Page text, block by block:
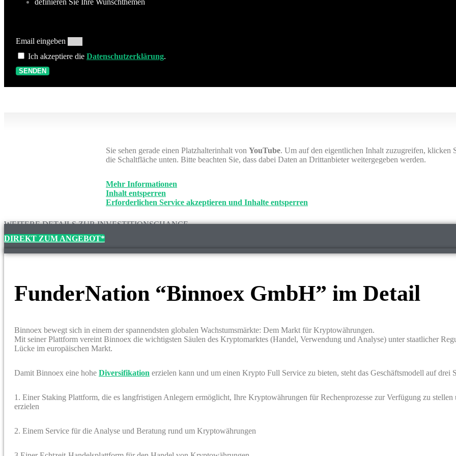
definieren Sie Ihre Wunschthemen
Email eingeben
Ich akzeptiere die Datenschutzerklärung.
SENDEN
Sie sehen gerade einen Platzhalterinhalt von YouTube. Um auf den eigentlichen Inhalt zuzugreifen, klicken
die Schaltfläche unten. Bitte beachten Sie, dass dabei Daten an Drittanbieter weitergegeben werden.
Mehr Informationen
Inhalt entsperren
Erforderlichen Service akzeptieren und Inhalte entsperren
WEITERE DETAILS ZUR INVESTITIONSCHANCE
DIREKT ZUM ANGEBOT*
FunderNation “Binnoex GmbH” im Detail
Binnoex bewegt sich in einem der spannendsten globalen Wachstumsmärkte: Dem Markt für Kryptowährungen.
Mit seiner Plattform vereint Binnoex die wichtigsten Säulen des Kryptomarktes (Handel, Verwendung und Analyse) unter staatlicher
Lücke im europäischen Markt.
Damit Binnoex eine hohe Diversifikation erzielen kann und um einen Krypto Full Service zu bieten, steht das Geschäftsmodell auf drei
1. Einer Staking Plattform, die es langfristigen Anlegern ermöglicht, Ihre Kryptowährungen für Rechenprozesse zur Verfügung zu
erzielen
2. Einem Service für die Analyse und Beratung rund um Kryptowährungen